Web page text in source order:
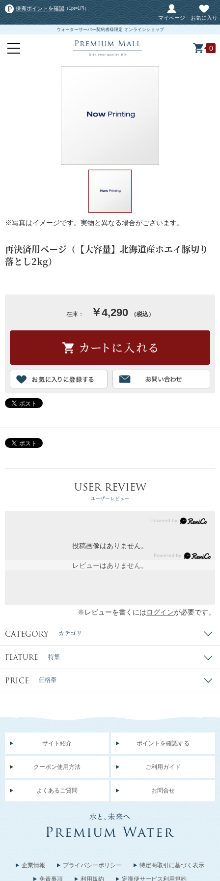
保有ポイントを確認 （1pt=1円）
マイページ お気に入り
ウォーターサーバー契約者様限定 オンラインショップ
0
※写真はイメージです。実物と異なる場合がございます。
再決済用ページ（【大容量】北海道産ホエイ豚切り
落とし2kg）
在庫： ￥4,290 （税込）
USER REVIEW
ユーザーレビュー
投稿画像はありません。
レビューはありません。
※レビューを書くにはログインが必要です。
CATEGORY カテゴリ
FEATURE 特集
PRICE 価格帯
サイト紹介 ポイントを確認する
クーポン使用方法 ご利用ガイド
よくあるご質問 お問合せ
企業情報 プライバシーポリシー
特定商取引に基づく表示
免責事項
利用規約 定期便サービス利用規約